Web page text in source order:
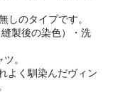
しのタイプです。
製後の染色）・洗
。
よく馴染んだヴィン